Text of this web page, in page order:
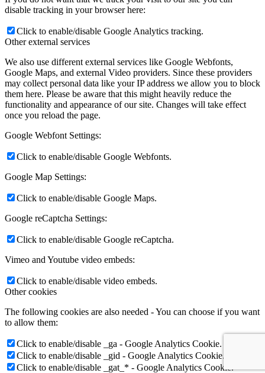
disable tracking in your browser here:
Click to enable/disable Google Analytics tracking.
Other external services
We also use different external services like Google Webfonts,
Google Maps, and external Video providers. Since these providers
may collect personal data like your IP address we allow you to block
them here. Please be aware that this might heavily reduce the
functionality and appearance of our site. Changes will take effect
once you reload the page.
Google Webfont Settings:
Click to enable/disable Google Webfonts.
Google Map Settings:
Click to enable/disable Google Maps.
Google reCaptcha Settings:
Click to enable/disable Google reCaptcha.
Vimeo and Youtube video embeds:
Click to enable/disable video embeds.
Other cookies
The following cookies are also needed - You can choose if you want
to allow them:
Click to enable/disable _ga - Google Analytics Cookie.
Click to enable/disable _gid - Google Analytics Cookie.
Click to enable/disable _gat_* - Google Analytics Cookie.